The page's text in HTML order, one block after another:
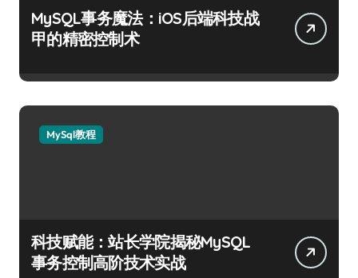
MySQL事务魔法：iOS后端科技战
甲的精密控制术
MySql教程
科技赋能：站长学院揭秘MySQL
事务控制高阶技术实战